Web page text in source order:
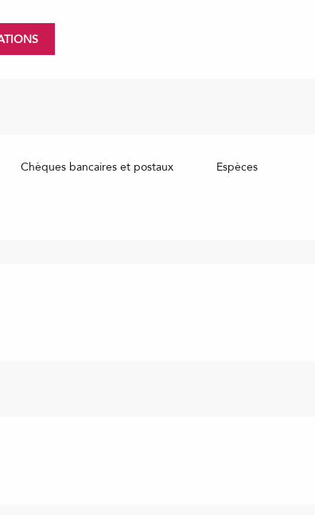
Chèques bancaires et postaux Espèces